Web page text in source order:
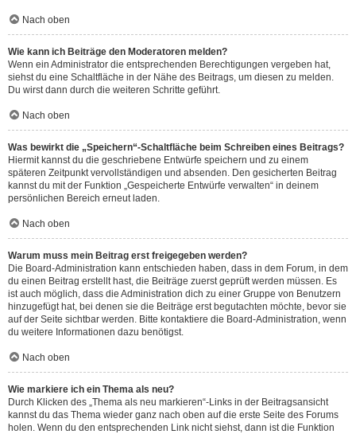
Nach oben
Wie kann ich Beiträge den Moderatoren melden?
Wenn ein Administrator die entsprechenden Berechtigungen vergeben hat,
siehst du eine Schaltfläche in der Nähe des Beitrags, um diesen zu melden.
Du wirst dann durch die weiteren Schritte geführt.
Nach oben
Was bewirkt die „Speichern“-Schaltfläche beim Schreiben eines Beitrags?
Hiermit kannst du die geschriebene Entwürfe speichern und zu einem
späteren Zeitpunkt vervollständigen und absenden. Den gesicherten Beitrag
kannst du mit der Funktion „Gespeicherte Entwürfe verwalten“ in deinem
persönlichen Bereich erneut laden.
Nach oben
Warum muss mein Beitrag erst freigegeben werden?
Die Board-Administration kann entschieden haben, dass in dem Forum, in dem
du einen Beitrag erstellt hast, die Beiträge zuerst geprüft werden müssen. Es
ist auch möglich, dass die Administration dich zu einer Gruppe von Benutzern
hinzugefügt hat, bei denen sie die Beiträge erst begutachten möchte, bevor sie
auf der Seite sichtbar werden. Bitte kontaktiere die Board-Administration, wenn
du weitere Informationen dazu benötigst.
Nach oben
Wie markiere ich ein Thema als neu?
Durch Klicken des „Thema als neu markieren“-Links in der Beitragsansicht
kannst du das Thema wieder ganz nach oben auf die erste Seite des Forums
holen. Wenn du den entsprechenden Link nicht siehst, dann ist die Funktion